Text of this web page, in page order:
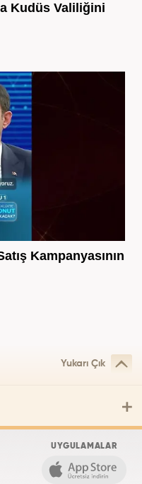
Kudüs Valiliğini
Kampanyasının
Yukarı Çık
UYGULAMALAR